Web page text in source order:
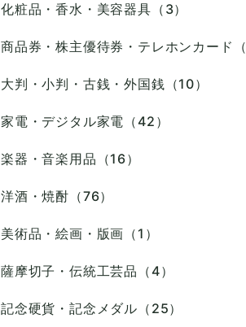
化粧品・香水・美容器具（3）
商品券・株主優待券・テレホンカード（
大判・小判・古銭・外国銭（10）
家電・デジタル家電（42）
楽器・音楽用品（16）
洋酒・焼酎（76）
美術品・絵画・版画（1）
薩摩切子・伝統工芸品（4）
記念硬貨・記念メダル（25）